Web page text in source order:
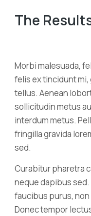
The
Morbi malesuada,
felis ex tincidunt
tellus. Aenean
sollicitudin metus
interdum metus.
fringilla gravida
sed.
Curabitur pharetra
neque dapibus
faucibus purus,
Donec tempor